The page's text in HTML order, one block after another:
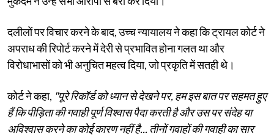
दलीलों पर विचार करने के बाद, उच्च न्यायालय ने कहा कि ट्रायल कोर्ट ने
अपराध की रिपोर्ट करने में देरी से प्रभावित होना गलत था और
विरोधाभासों को भी अनुचित महत्व दिया, जो प्रकृति में सतही थे।
कोर्ट ने कहा, "पूरे रिकॉर्ड को ध्यान से देखने पर, हम इस बात पर सहमत हुए
हैं कि पीड़िता की गवाही पूर्ण विश्वास पैदा करती है और उस पर संदेह या
अविश्वास करने का कोई कारण नहीं है... तीनों गवाहों की गवाही का सार